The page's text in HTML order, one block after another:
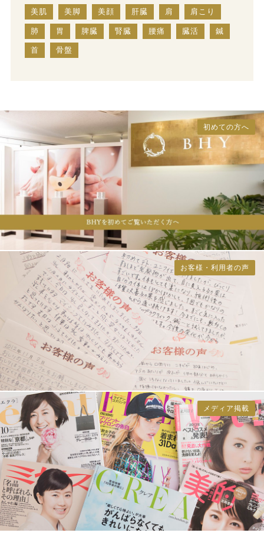
美肌 美脚 美顔 肝臓 肩 肩こり
肺 胃 脾臓 腎臓 腰痛 臓活 鍼
首 骨盤
初めての方へ
お客様・利用者の声
メディア掲載